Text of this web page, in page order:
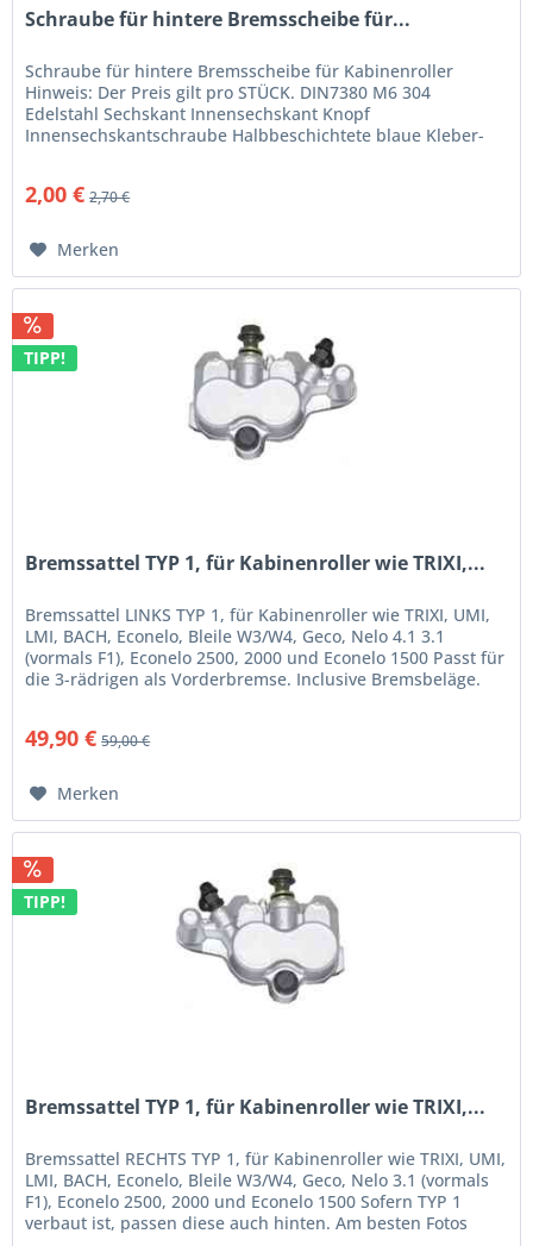
Schraube für hintere Bremsscheibe für...
Schraube für hintere Bremsscheibe für Kabinenroller
Hinweis: Der Preis gilt pro STÜCK. DIN7380 M6 304
Edelstahl Sechskant Innensechskant Knopf
Innensechskantschraube Halbbeschichtete blaue Kleber-
2,00 € 2,70 €
Merken
TIPP!
Bremssattel TYP 1, für Kabinenroller wie TRIXI,...
Bremssattel LINKS TYP 1, für Kabinenroller wie TRIXI, UMI,
LMI, BACH, Econelo, Bleile W3/W4, Geco, Nelo 4.1 3.1
(vormals F1), Econelo 2500, 2000 und Econelo 1500 Passt für
die 3-rädrigen als Vorderbremse. Inclusive Bremsbeläge.
49,90 € 59,00 €
Merken
TIPP!
Bremssattel TYP 1, für Kabinenroller wie TRIXI,...
Bremssattel RECHTS TYP 1, für Kabinenroller wie TRIXI, UMI,
LMI, BACH, Econelo, Bleile W3/W4, Geco, Nelo 3.1 (vormals
F1), Econelo 2500, 2000 und Econelo 1500 Sofern TYP 1
verbaut ist, passen diese auch hinten. Am besten Fotos